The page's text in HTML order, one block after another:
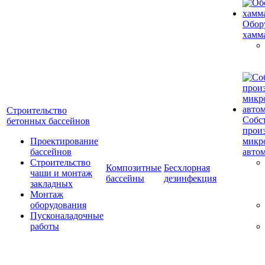
Строительство
бетонных бассейнов
Проектирование
бассейнов
Строительство
чаши и монтаж
закладных
Монтаж
оборудования
Пусконаладочные
работы
Композитные
бассейны
Бесхлорная
дезинфекция